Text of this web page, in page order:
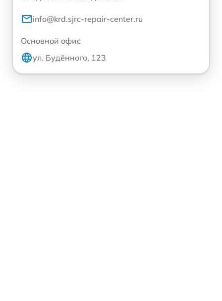
info@krd.sjrc-repair-center.ru
Основной офис
ул. Будённого, 123